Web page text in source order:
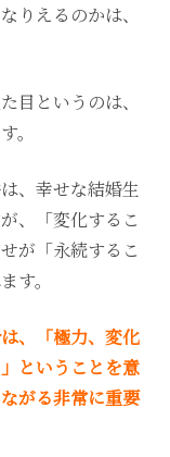
りえるのかは、
目というのは、
。
、幸せな結婚生
、「変化するこ
が「永続するこ
す。
、「極力、変化
ということを意
がる非常に重要